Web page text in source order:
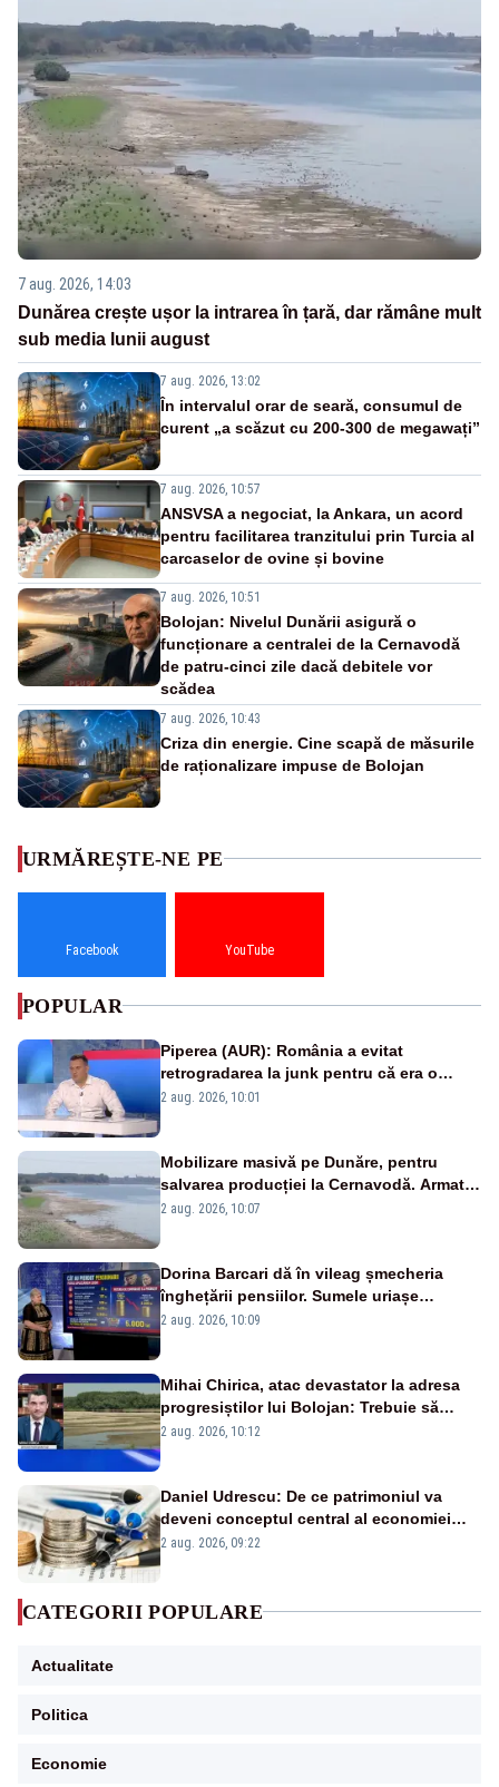
7 aug. 2026, 14:03
Dunărea crește ușor la intrarea în țară, dar rămâne mult
sub media lunii august
7 aug. 2026, 13:02
În intervalul orar de seară, consumul de
curent „a scăzut cu 200-300 de megawați”
7 aug. 2026, 10:57
ANSVSA a negociat, la Ankara, un acord
pentru facilitarea tranzitului prin Turcia al
carcaselor de ovine și bovine
7 aug. 2026, 10:51
Bolojan: Nivelul Dunării asigură o
funcționare a centralei de la Cernavodă
de patru-cinci zile dacă debitele vor
scădea
7 aug. 2026, 10:43
Criza din energie. Cine scapă de măsurile
de raționalizare impuse de Bolojan
URMĂREȘTE-NE PE
Facebook YouTube
POPULAR
Piperea (AUR): România a evitat
retrogradarea la junk pentru că era o
catastrofă pentru bănci și fondurile de
2 aug. 2026, 10:01
Mobilizare masivă pe Dunăre, pentru
salvarea producției la Cernavodă. Armata
va detona o stâncă și va devia apa
2 aug. 2026, 10:07
Dorina Barcari dă în vileag șmecheria
înghețării pensiilor. Sumele uriașe
pierdute de fiecare român
2 aug. 2026, 10:09
Mihai Chirica, atac devastator la adresa
progresiștilor lui Bolojan: Trebuie să
protejăm și natura, dar nu șținem omaneii
2 aug. 2026, 10:12
Daniel Udrescu: De ce patrimoniul va
deveni conceptul central al economiei
viitoare?
2 aug. 2026, 09:22
CATEGORII POPULARE
Actualitate
Politica
Economie